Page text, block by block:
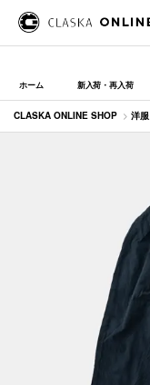
ホーム 新入荷・再入荷
CLASKA ONLINE SHOP > 洋服